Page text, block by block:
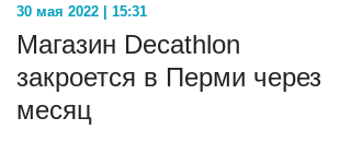
30 мая 2022 | 15:31
Магазин Decathlon
закроется в Перми через
месяц